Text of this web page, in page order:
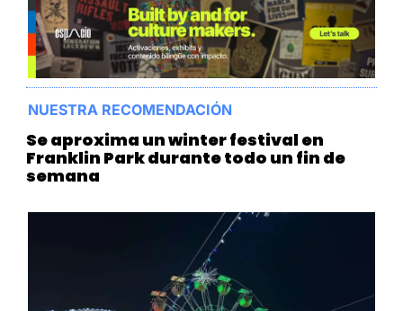
NUESTRA RECOMENDACIÓN
Se aproxima un winter festival en
Franklin Park durante todo un fin de
semana